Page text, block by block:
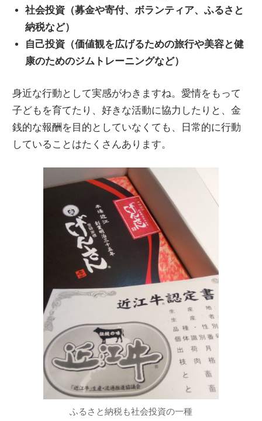
社会投資（募金や寄付、ボランティア、ふるさと
納税など）
自己投資（価値観を広げるための旅行や美容と健
康のためのジムトレーニングなど）
身近な行動として実感がわきますね。愛情をもって
子どもを育てたり、好きな活動に協力したりと、金
銭的な報酬を目的としていなくても、日常的に行動
していることはたくさんあります。
ふるさと納税も社会投資の一種